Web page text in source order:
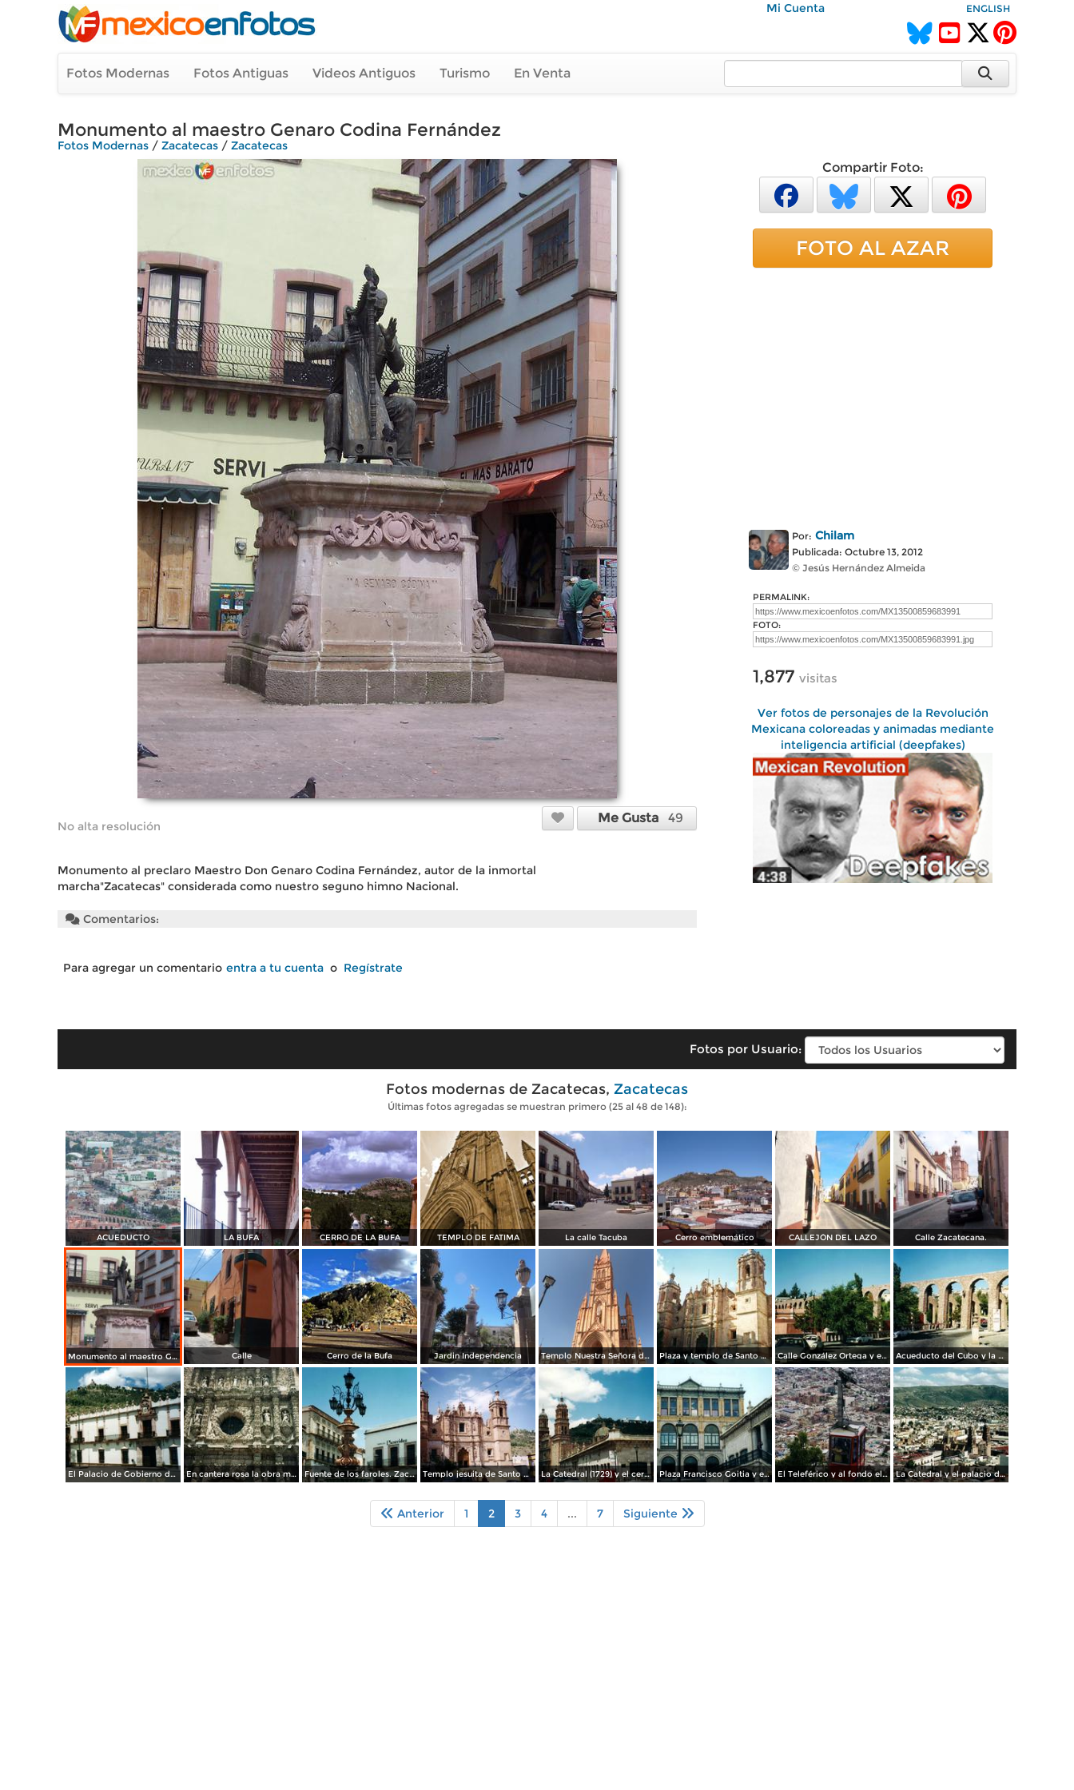
Mi Cuenta ENGLISH
Fotos Modernas Fotos Antiguas Videos Antiguos Turismo En Venta
Monumento al maestro Genaro Codina Fernández
Fotos Modernas / Zacatecas / Zacatecas
No alta resolución
Me Gusta 49
Monumento al preclaro Maestro Don Genaro Codina Fernández, autor de la inmortal
marcha"Zacatecas" considerada como nuestro seguno himno Nacional.
Comentarios:
Para agregar un comentario entra a tu cuenta o Regístrate
Compartir Foto:
FOTO AL AZAR
Por: Chilam
Publicada: Octubre 13, 2012
© Jesús Hernández Almeida
PERMALINK:
FOTO:
1,877 visitas
Ver fotos de personajes de la Revolución
Mexicana coloreadas y animadas mediante
inteligencia artificial (deepfakes)
Fotos por Usuario:
Fotos modernas de Zacatecas, Zacatecas
Últimas fotos agregadas se muestran primero (25 al 48 de 148):
ACUEDUCTO LA BUFA CERRO DE LA BUFA TEMPLO DE FATIMA La calle Tacuba Cerro emblemático CALLEJÓN DEL LAZO Calle Zacatecana.
Monumento al maestro Genaro Codina Fernández Calle Cerro de la Bufa Jardin Independencia Templo Nuestra Señora de Fátima Plaza y templo de Santo Domingo. Zacatecas. 2002 Calle González Ortega y el acueducto del Cubo. Zacatecas. 2002 Acueducto del Cubo y la calle González Ortega. Zacatecas. 2002
El Palacio de Gobierno de estilo barroco (Siglo XVIII). Zacatecas. 2002 En cantera rosa la obra maestra del barroco exuberante. Zacatecas. 2002 Fuente de los faroles. Zacatecas. 2002 Templo jesuita de Santo Domingo (1746). Zacatecas. 2002 La Catedral (1729) y el cerro de la Bufa. Zacatecas. Junio/2002 Plaza Francisco Goitia y el Teatro Calderón (1891). Zacatecas. 2002 El Teleférico y al fondo el centro histórico de Zacatecas. 2002 La Catedral y el palacio de gobierno desde el Teleférico. Zacatecas. 2002
Anterior 1 2 3 4 ... 7 Siguiente